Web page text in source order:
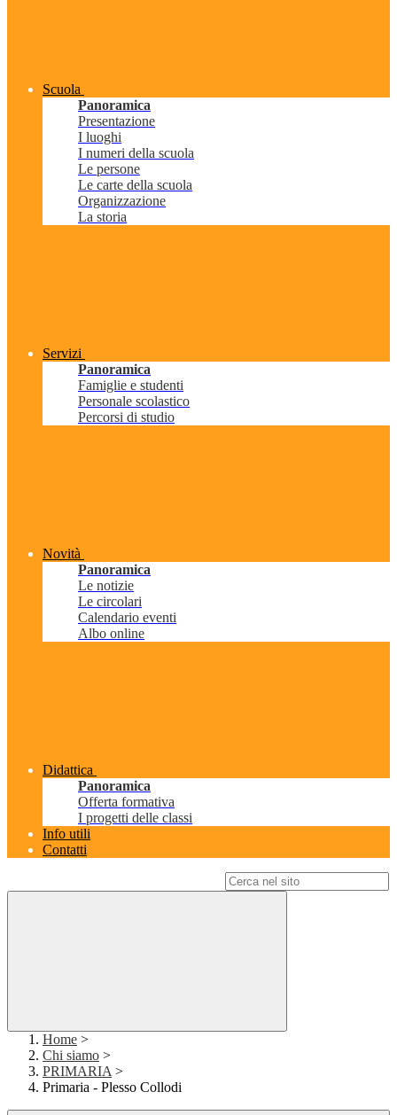
Scuola
Panoramica
Presentazione
I luoghi
I numeri della scuola
Le persone
Le carte della scuola
Organizzazione
La storia
Servizi
Panoramica
Famiglie e studenti
Personale scolastico
Percorsi di studio
Novità
Panoramica
Le notizie
Le circolari
Calendario eventi
Albo online
Didattica
Panoramica
Offerta formativa
I progetti delle classi
Info utili
Contatti
Home >
Chi siamo >
PRIMARIA >
Primaria - Plesso Collodi